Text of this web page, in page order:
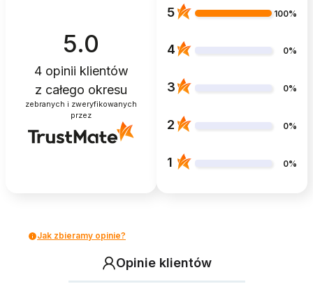
5.0
4opinii klientów
z całego okresu
zebranych i zweryfikowanych
przez
5 100%
4 0%
3 0%
2 0%
1 0%
Jak zbieramy opinie?
Opinie klientów